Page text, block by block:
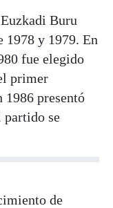
Buru
y 1979. En
fue elegido
primer
1986 presentó
partido se
de